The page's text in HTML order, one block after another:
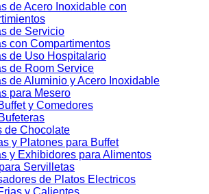
de Acero Inoxidable con
de Servicio
con Compartimentos
de Uso Hospitalario
de Room Service
de Aluminio y Acero Inoxidable
para Mesero
y Comedores
de Chocolate
y Platones para Buffet
y Exhibidores para Alimentos
Servilletas
de Platos Electricos
y Calientes